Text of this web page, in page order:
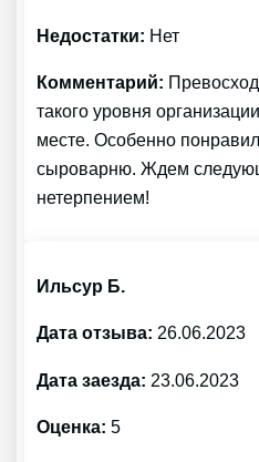
Недостатки: Нет
Комментарий:
такого уровня
месте. Особенно
сыроварню. Ждем
нетерпением!
Ильсур Б.
Дата отзыва: 26.06.2023
Дата заезда: 23.06.2023
Оценка: 5